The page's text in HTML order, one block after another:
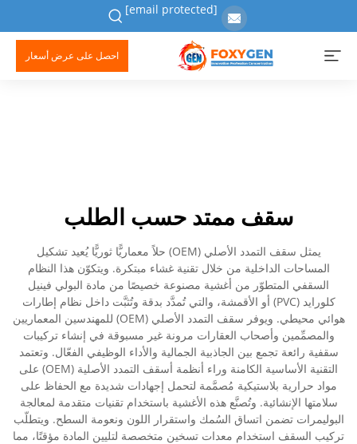
[email protected]
احصل على عرض أسعار
سقف ممتد حسب الطلب
يمثل سقف التمدد الأصلي (OEM) حلاً معماريًّا ثوريًّا يُعيد تشكيل
المساحات الداخلية من خلال تقنية غشاء مبتكرة. ويتكوّن هذا النظام
السقفي المتطوّر من أغشية مصنوعة خصيصًا من مادة البولي فينيل
كلورايد (PVC) أو الأقمشة، والتي تُمدَّد بدقة وتُثبَّت داخل نظام إطارات
هوائي محيطي. ويوفر سقف التمدد الأصلي (OEM) للمهندسين المعماريين
والمصمِّمين وأصحاب العقارات مرونة غير مسبوقة في إنشاء تركيبات
سقفية رائعة تجمع بين الجاذبية الجمالية والأداء الوظيفي الفعّال. وتعتمد
التقنية الأساسية الكامنة وراء أنظمة أسقف التمدد الأصلية (OEM) على
مواد حرارية بلاستيكية مُصمَّمة لتحمل إجهادات شديدة مع الحفاظ على
سلامتها الإنشائية. وتُصنَّع هذه الأغشية باستخدام تقنيات متقدمة لمعالجة
البوليمرات تضمن اتساق السُمك واستقرار اللون ونعومة السطح. ويتطلّب
تركيب السقف استخدام معدات تسخين متخصصة لتليين المادة مؤقتًا، مما